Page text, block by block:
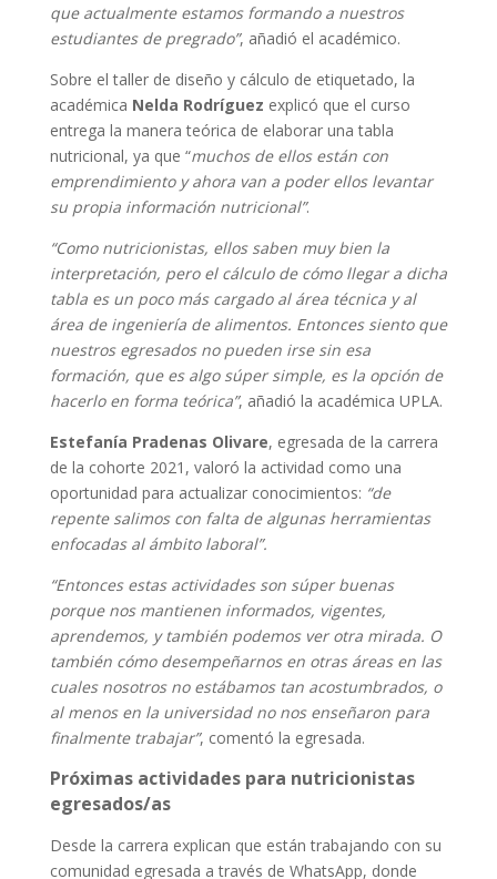
que actualmente estamos formando a nuestros
estudiantes de pregrado”, añadió el académico.
Sobre el taller de diseño y cálculo de etiquetado, la
académica Nelda Rodríguez explicó que el curso
entrega la manera teórica de elaborar una tabla
nutricional, ya que “muchos de ellos están con
emprendimiento y ahora van a poder ellos levantar
su propia información nutricional”.
“Como nutricionistas, ellos saben muy bien la
interpretación, pero el cálculo de cómo llegar a dicha
tabla es un poco más cargado al área técnica y al
área de ingeniería de alimentos. Entonces siento que
nuestros egresados no pueden irse sin esa
formación, que es algo súper simple, es la opción de
hacerlo en forma teórica”, añadió la académica UPLA.
Estefanía Pradenas Olivare, egresada de la carrera
de la cohorte 2021, valoró la actividad como una
oportunidad para actualizar conocimientos: “de
repente salimos con falta de algunas herramientas
enfocadas al ámbito laboral”.
“Entonces estas actividades son súper buenas
porque nos mantienen informados, vigentes,
aprendemos, y también podemos ver otra mirada. O
también cómo desempeñarnos en otras áreas en las
cuales nosotros no estábamos tan acostumbrados, o
al menos en la universidad no nos enseñaron para
finalmente trabajar”, comentó la egresada.
Próximas actividades para nutricionistas
egresados/as
Desde la carrera explican que están trabajando con su
comunidad egresada a través de WhatsApp, donde